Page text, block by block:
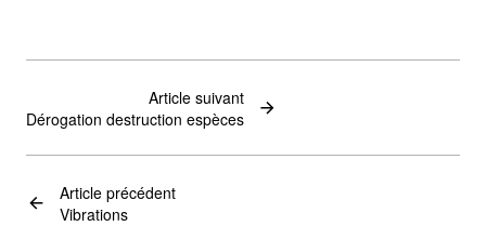
Article précédent
Vibrations
Article suivant
Dérogation destruction espèces